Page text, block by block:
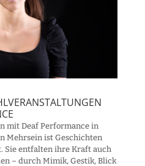
mit Deaf Performance in
Mehrsein ist Geschichten
Sie entfalten ihre Kraft auch
– durch Mimik, Gestik, Blick